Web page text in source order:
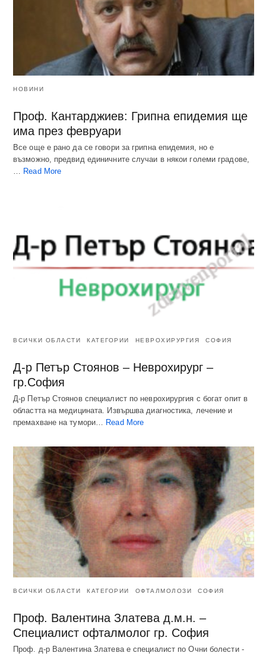
НОВИНИ
Проф. Кантарджиев: Грипна епидемия ще
има през февруари
Все още е рано да се говори за грипна епидемия, но е
възможно, предвид единичните случаи в някои големи градове,
… Read More
ВСИЧКИ ОБЛАСТИ КАТЕГОРИИ НЕВРОХИРУРГИЯ СОФИЯ
Д-р Петър Стоянов – Неврохирург –
гр.София
Д-р Петър Стоянов специалист по неврохирургия с богат опит в
областта на медицината. Извършва диагностика, лечение и
премахване на тумори…
Read More
ВСИЧКИ ОБЛАСТИ КАТЕГОРИИ ОФТАЛМОЛОЗИ СОФИЯ
Проф. Валентина Златева д.м.н. –
Специалист офталмолог гр. София
Проф. д-р Валентина Златева е специалист по Очни болести -